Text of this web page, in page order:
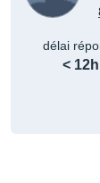
délai
< 12h